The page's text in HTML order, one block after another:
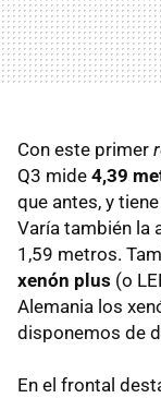
Con este primer
Q3 mide 4,39
que antes, y
Varía también la
1,59 metros.
xenón plus (o
Alemania los
disponemos de
En el frontal